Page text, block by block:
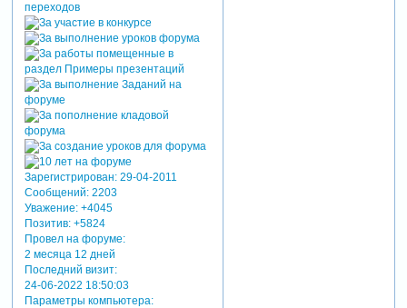
Зарегистрирован: 29-04-2011
Сообщений:2203
Уважение: +4045
Позитив: +5824
Провел на форуме:
2 месяца 12 дней
Последний визит:
24-06-2022 18:50:03
Параметры компьютера: